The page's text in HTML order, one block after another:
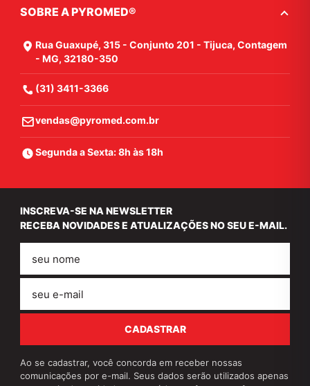
SOBRE A PYROMED®
Rua Guaxupé, 315 - Conjunto 201 - Tijuca, Contagem
- MG, 32180-350
(31) 3411-3366
vendas@pyromed.com.br
Segunda a Sexta: 8h às 18h
INSCREVA-SE NA NEWSLETTER
RECEBA NOVIDADES E ATUALIZAÇÕES NO SEU E-MAIL.
mail
CADASTRAR
Ao se cadastrar, você concorda em receber nossas
comunicações por e-mail. Seus dados serão utilizados apenas